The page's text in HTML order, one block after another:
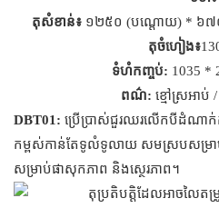
តុសំខាន់៖១២៥០ (បណ្តោយ) * ៦៧
តុចំហៀង៖
ទំហំកញ្ចប់: 1035 *
ពណ៌: ខ្មៅស្រអាប់
DBT01: ប្រើប្រាស់ជួរឈរលើកបីដំណាក់
កម្ពស់កាន់តែទូលំទូលាយ សមស្របសម្រា
សម្រាប់ផាសុកភាព និងស្ថេរភាព។